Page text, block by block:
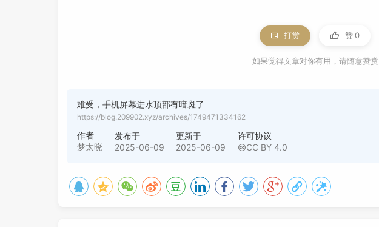
打赏 赞0
如果觉得文章对你有用，请随意赞赏
难受，手机屏幕进水顶部有暗斑了
https://blog.209902.xyz/archives/1749471334162
作者
梦太晓
发布于
2025-06-09
更新于
2025-06-09
许可协议
CC BY 4.0